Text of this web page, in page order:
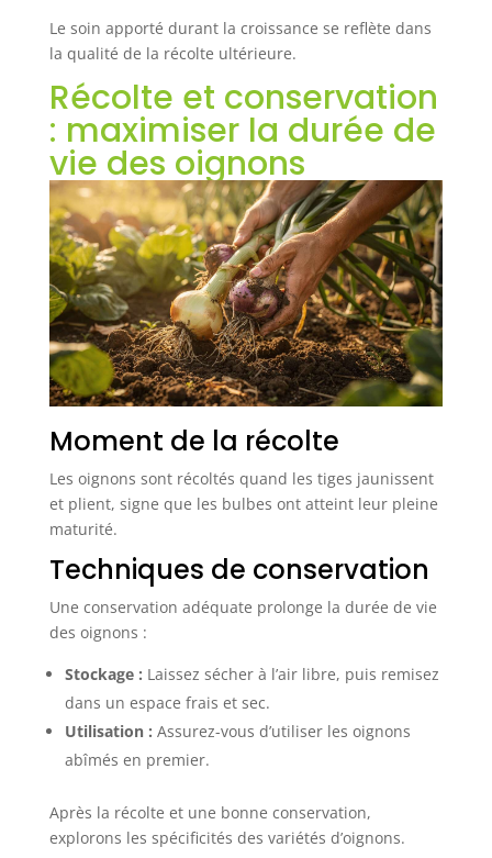
Le soin apporté durant la croissance se reflète dans
la qualité de la récolte ultérieure.
Récolte et conservation
: maximiser la durée de
vie des oignons
Moment de la récolte
Les oignons sont récoltés quand les tiges jaunissent
et plient, signe que les bulbes ont atteint leur pleine
maturité.
Techniques de conservation
Une conservation adéquate prolonge la durée de vie
des oignons :
Stockage : Laissez sécher à l’air libre, puis remisez
dans un espace frais et sec.
Utilisation : Assurez-vous d’utiliser les oignons
abîmés en premier.
Après la récolte et une bonne conservation,
explorons les spécificités des variétés d’oignons.